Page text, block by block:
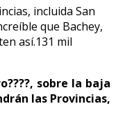
sobre la baja
las Provincias,